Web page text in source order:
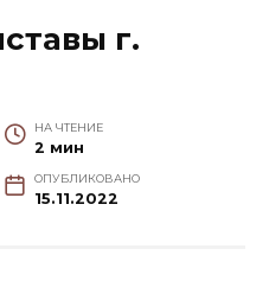
г.
НА ЧТЕНИЕ
2 мин
ОПУБЛИКОВАНО
15.11.2022